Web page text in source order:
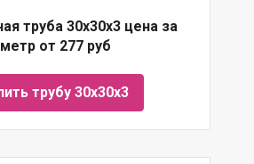
труба 30х30х3 цена за
метр от 277 руб
трубу 30х30х3